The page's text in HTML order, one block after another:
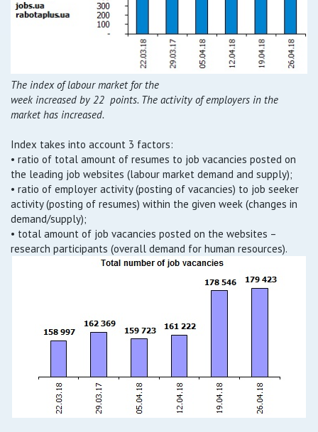
The index of labour market for the
week increased by 22 points. The activity of employers in the
market has increased.
Index takes into account 3 factors:
• ratio of total amount of resumes to job vacancies posted on
the leading job websites (labour market demand and supply);
• ratio of employer activity (posting of vacancies) to job seeker
activity (posting of resumes) within the given week (changes in
demand/supply);
• total amount of job vacancies posted on the websites –
research participants (overall demand for human resources).